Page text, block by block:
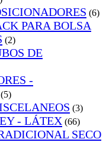
(6)
PARA BOLSA
(2)
DE
-
(5)
(3)
- LÁTEX (66)
SECO